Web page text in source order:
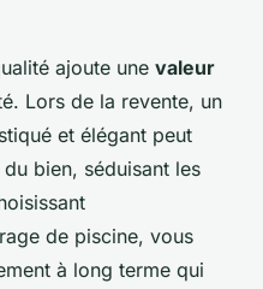
ajoute une valeur
Lors de la revente, un
et élégant peut
bien, séduisant les
de piscine, vous
à long terme qui